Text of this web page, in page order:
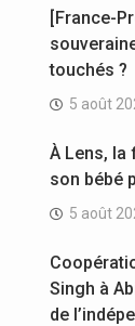
[France-
touchés ?
5 août
À Lens, la
son bébé
5 août
Singh à
de